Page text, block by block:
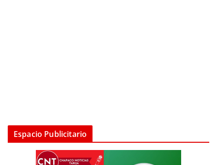
Espacio Publicitario